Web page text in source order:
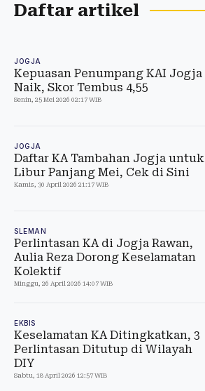
Daftar artikel
JOGJA
Kepuasan Penumpang KAI Jogja
Naik, Skor Tembus 4,55
Senin, 25 Mei 2026 02:17 WIB
JOGJA
Daftar KA Tambahan Jogja untuk
Libur Panjang Mei, Cek di Sini
Kamis, 30 April 2026 21:17 WIB
SLEMAN
Perlintasan KA di Jogja Rawan,
Aulia Reza Dorong Keselamatan
Kolektif
Minggu, 26 April 2026 14:07 WIB
EKBIS
Keselamatan KA Ditingkatkan, 3
Perlintasan Ditutup di Wilayah
DIY
Sabtu, 18 April 2026 12:57 WIB